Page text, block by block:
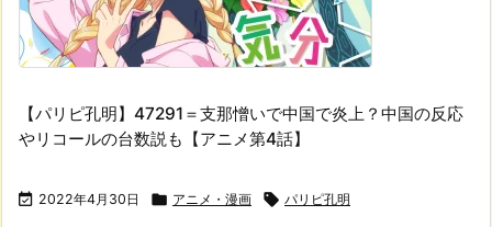
【パリピ孔明】47291＝支那憎いで中国で炎上？中国の反応
やリコールの台数説も【アニメ第4話】
 2022年4月30日  アニメ・漫画  パリピ孔明